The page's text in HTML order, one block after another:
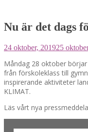
Nu är det dags
24 oktober, 201925
Måndag 28 oktober
från förskoleklass till
inspirerande aktiviteter
KLIMAT.
Läs vårt nya